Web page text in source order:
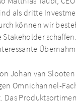
als dritte
können wir
Johan van
Omnichannel-